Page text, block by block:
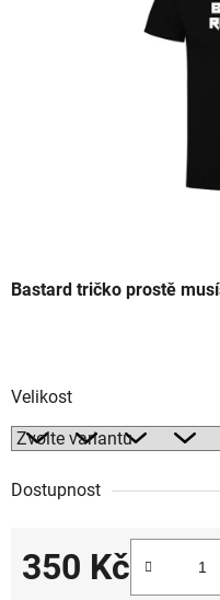
Bastard tričko prostě
Velikost
Dostupnost
350 Kč